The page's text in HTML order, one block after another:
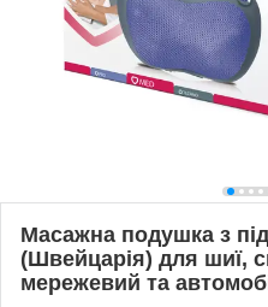
Масажна подушка з
(Швейцарія) для шиї,
мережевий та